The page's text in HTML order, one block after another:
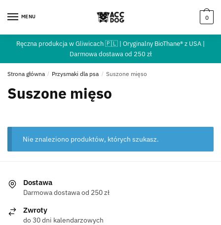
MENU 0
Ręczna produkcja w Gliwicach 🇵🇱 | Oryginalny BioThane® z USA |
Darmowa dostawa od 250 zł
Strona główna / Przysmaki dla psa / Suszone mięso
Suszone mięso
Nie znaleziono produktów, których szukasz.
Dostawa
Darmowa dostawa od 250 zł
Zwroty
do 30 dni kalendarzowych